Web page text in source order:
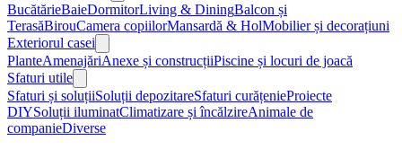
BucătărieBaieDormitorLiving & DiningBalcon și
TerasăBirouCamera copiilorMansardă & HolMobilier și decorațiuni
Exteriorul casei
PlanteAmenajăriAnexe și construcțiiPiscine și locuri de joacă
Sfaturi utile
Sfaturi și soluțiiSoluții depozitareSfaturi curățenieProiecte
DIYSoluții iluminatClimatizare și încălzireAnimale de
companieDiverse